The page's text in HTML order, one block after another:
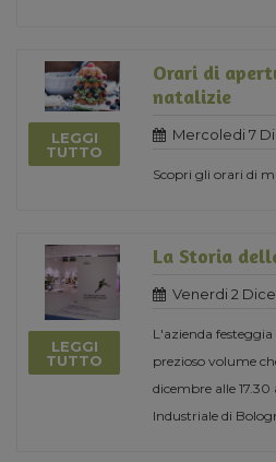
LEGGI
TUTTO
Orari di
natalizie
Mercoledi 7
Scopri gli orari di
LEGGI
TUTTO
La Storia
Venerdi 2
L'azienda
prezioso volume
dicembre alle
Industriale di